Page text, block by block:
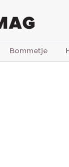
Bommetje